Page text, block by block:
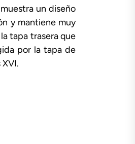
un diseño
y mantiene muy
tapa trasera que
por la tapa de